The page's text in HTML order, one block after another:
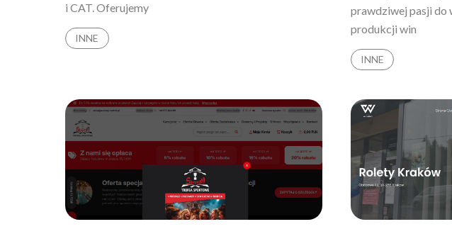
i CAT. Oferujemy
INNE
prawdziwej pasji do
produkcji win
INNE